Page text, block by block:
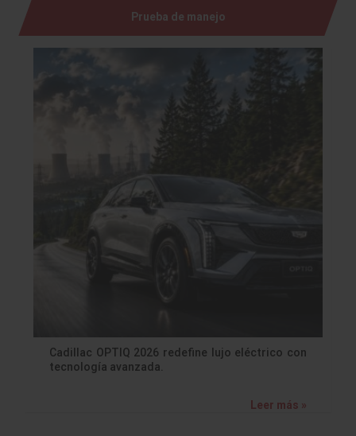
Prueba de manejo
Cadillac OPTIQ 2026 redefine lujo eléctrico con
tecnología avanzada.
Leer más »